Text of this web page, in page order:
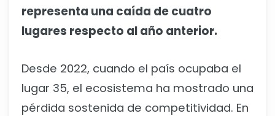
representa una caída de cuatro
lugares respecto al año anterior.
Desde 2022, cuando el país ocupaba el
lugar 35, el ecosistema ha mostrado una
pérdida sostenida de competitividad. En